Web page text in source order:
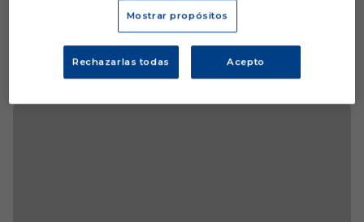
Mostrar propósitos
Rechazarlas todas Acepto